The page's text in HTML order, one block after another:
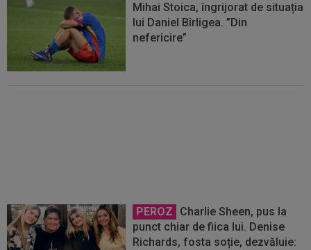
Mihai Stoica, îngrijorat de situația
lui Daniel Bîrligea. ”Din
nefericire”
PEROZ
Charlie Sheen, pus la
punct chiar de fiica lui. Denise
Richards, fosta soție, dezvăluie: